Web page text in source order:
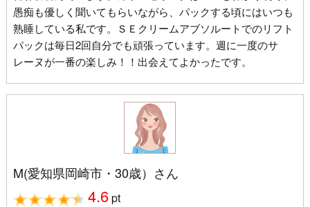
愚痴も優しく聞いてもらいながら、パックする頃にはいつも
熟睡している私です。ＳＥクリームアブソルートでのリフト
パックは毎日2回自分でも頑張っています。週に一度のサ
レーヌが一番の楽しみ！！出会えてよかったです。
M(愛知県岡崎市・30歳）さん
4.6pt